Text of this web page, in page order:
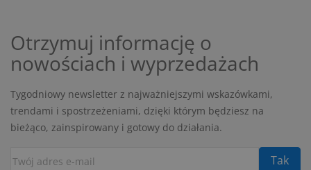
Otrzymuj informację o
nowościach i wyprzedażach
Tygodniowy newsletter z najważniejszymi wskazówkami,
trendami i spostrzeżeniami, dzięki którym będziesz na
bieżąco, zainspirowany i gotowy do działania.